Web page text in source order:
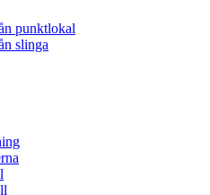
punktlokal
slinga